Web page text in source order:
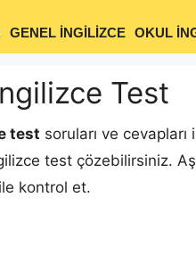
GENEL İNGİLİZCE OKUL
Test
test soruları ve
test çözebilirsiniz.
kontrol et.